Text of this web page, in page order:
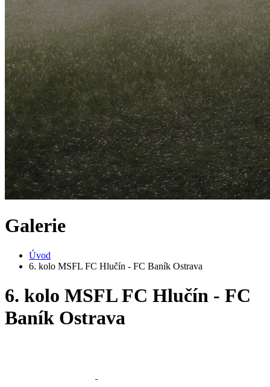
Galerie
Úvod
6. kolo MSFL FC Hlučín - FC Baník Ostrava
6. kolo MSFL FC Hlučín - FC
Baník Ostrava